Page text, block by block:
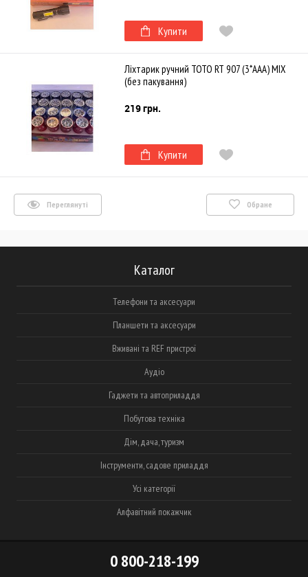
Купити
Ліхтарик ручний TOTO RT 907 (3*AAA) MIX
(без пакування)
219 грн.
Купити
Переглянуті Обране
Каталог
Телефони та аксесуари
Планшети та аксесуари
Вживані та REF пристрої
Аудіо
Гаджети та автоприладдя
Побутова техніка
Дім, дача, туризм
Інструменти, садове приладдя
Усі категорії
Алфавітний покажчик
0 800-218-199